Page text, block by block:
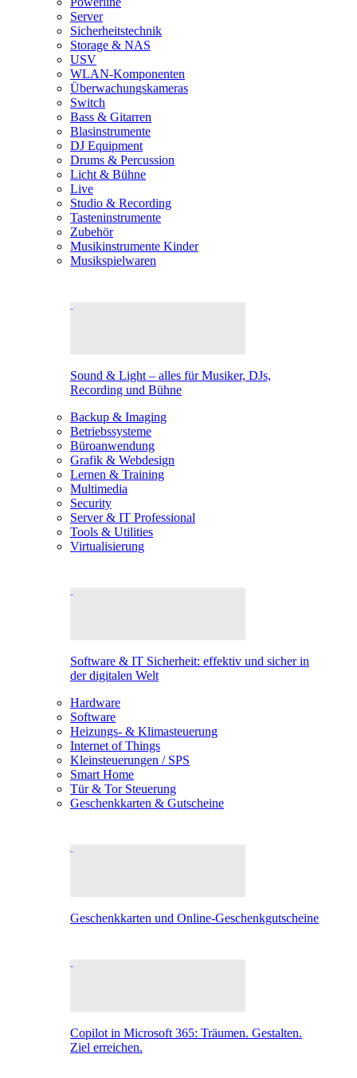
Server
Sicherheitstechnik
Storage & NAS
USV
WLAN-Komponenten
Überwachungskameras
Switch
Bass & Gitarren
Blasinstrumente
DJ Equipment
Drums & Percussion
Licht & Bühne
Live
Studio & Recording
Tasteninstrumente
Zubehör
Musikinstrumente Kinder
Musikspielwaren
Sound & Light – alles für Musiker, DJs,
Recording und Bühne
Backup & Imaging
Betriebssysteme
Büroanwendung
Grafik & Webdesign
Lernen & Training
Multimedia
Security
Server & IT Professional
Tools & Utilities
Virtualisierung
Software & IT Sicherheit: effektiv und sicher in
der digitalen Welt
Hardware
Software
Heizungs- & Klimasteuerung
Internet of Things
Kleinsteuerungen / SPS
Smart Home
Tür & Tor Steuerung
Geschenkkarten & Gutscheine
Geschenkkarten und Online-Geschenkgutscheine
Copilot in Microsoft 365: Träumen. Gestalten.
Ziel erreichen.